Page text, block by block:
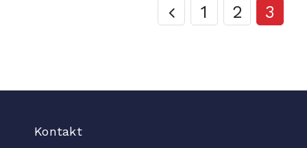
1 2 3
Kontakt